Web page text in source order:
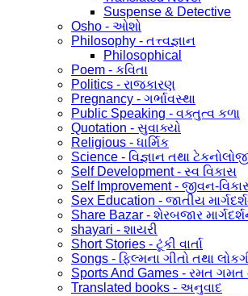
Suspense & Detective
Osho - ઓશો
Philosophy - તત્ત્વજ્ઞાન
Philosophical
Poem - કવિતા
Politics - રાજકારણ
Pregnancy - ગર્ભાવસ્થા
Public Speaking - વક્તુત્વ કળા
Quotation - સુવાક્યો
Religious - ધાર્મિક
Science - વિજ્ઞાન તથા
Self Development - સ્વ વિકાસ
Self Improvement - જીવન-
Sex Education - જાતીય
Share Bazar - શેરબજાર
shayari - શાયરી
Short Stories - ટૂંકી વાર્તા
Songs - ફિલ્મના ગીતો તથા
Sports And Games - રમત
Translated books - અનુવાદ